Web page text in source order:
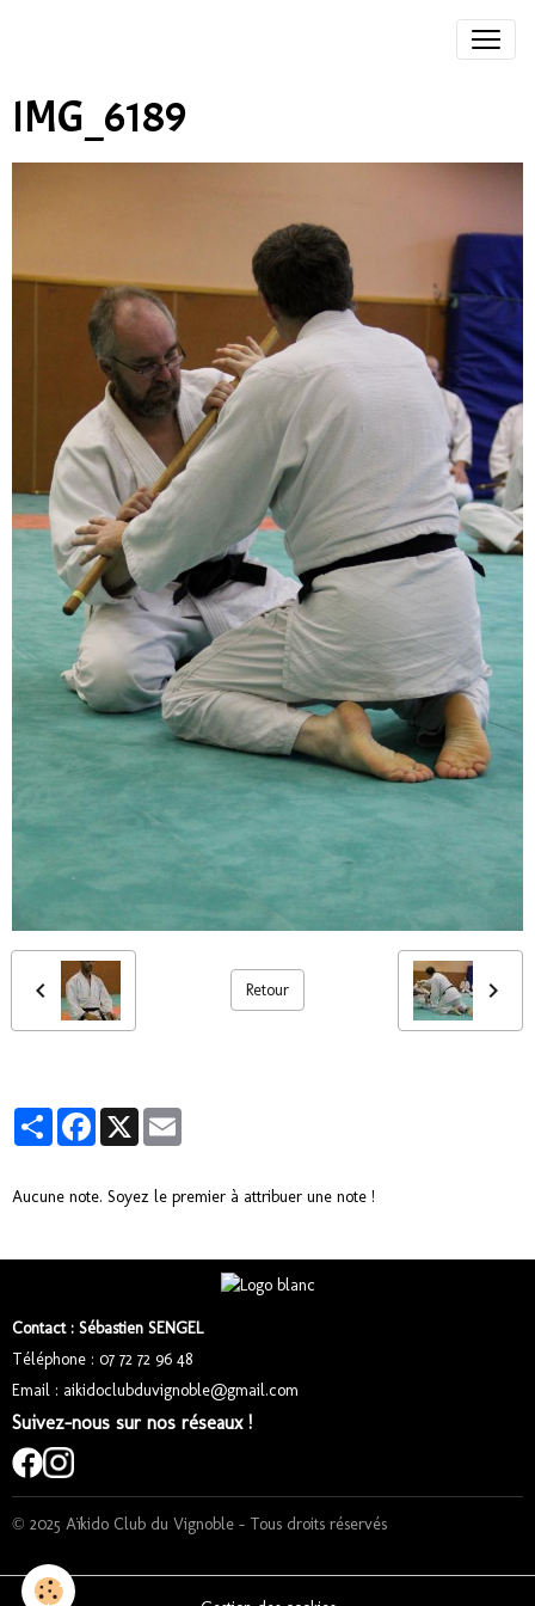
IMG_6189
Retour
PartagerFacebook
X
Aucune note. Soyez le premier à attribuer une note !
Contact : Sébastien SENGEL
Téléphone : 07 72 72 96 48
Email : aikidoclubduvignoble@gmail.com
Suivez-nous sur nos réseaux !
© 2025 Aïkido Club du Vignoble – Tous droits réservés